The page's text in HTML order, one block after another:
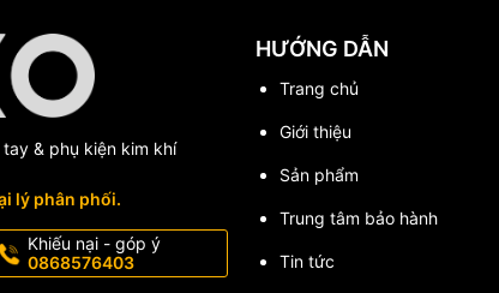
& phụ kiện kim khí
lý phân phối.
Khiếu nại - góp ý
0868576403
HƯỚNG DẪN
Trang chủ
Giới thiệu
Sản phẩm
Trung tâm bảo hành
Tin tức